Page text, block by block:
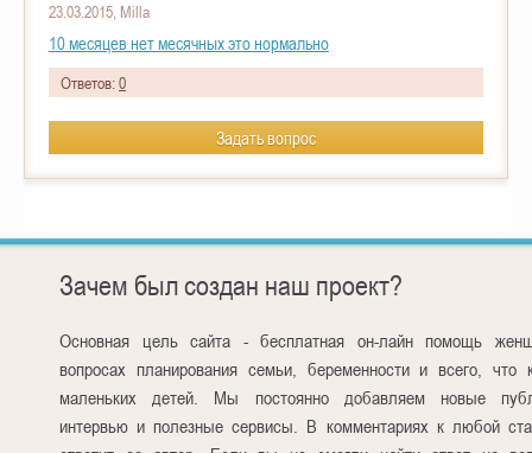
23.03.2015, Milla
10 месяцев нет месячных это нормально
Ответов:0
Задать вопрос
Зачем был создан наш проект?
Основная цель сайта - бесплатная он-лайн помощь
вопросах планирования семьи, беременности и всего, что
маленьких детей. Мы постоянно добавляем новые
интервью и полезные сервисы. В комментариях к любой